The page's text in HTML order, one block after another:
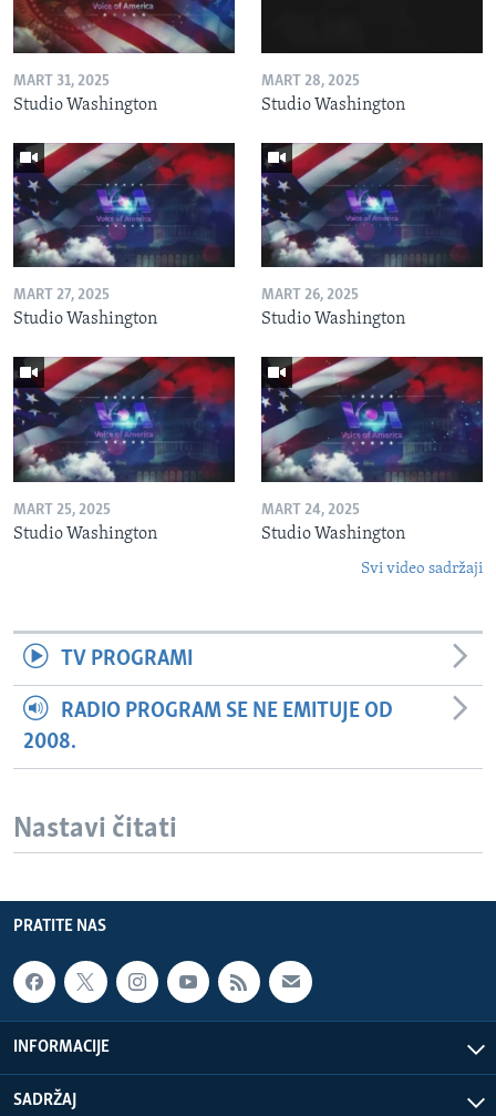
MART 31, 2025
Studio Washington
MART 28, 2025
Studio Washington
MART 27, 2025
Studio Washington
MART 26, 2025
Studio Washington
MART 25, 2025
Studio Washington
MART 24, 2025
Studio Washington
Svi video sadržaji
TV PROGRAMI
RADIO PROGRAM SE NE EMITUJE OD
2008.
Nastavi čitati
PRATITE NAS
INFORMACIJE
SADRŽAJ